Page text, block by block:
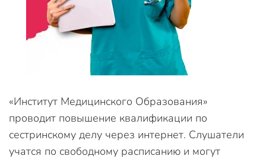
«Институт Медицинского Образования»
проводит повышение квалификации по
сестринскому делу через интернет. Слушатели
учатся по свободному расписанию и могут